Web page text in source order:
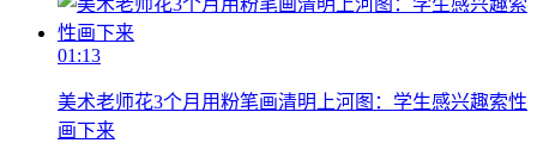
01:13
美术老师花3个月用粉笔画清明上河图：学生感兴趣索性
画下来